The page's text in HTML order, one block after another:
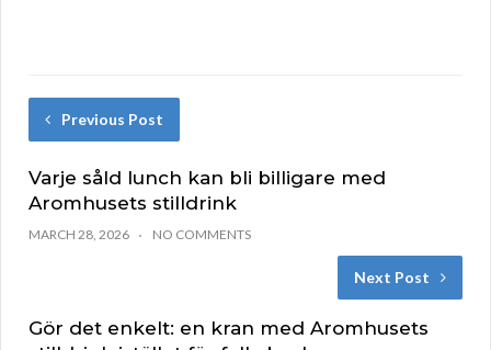
Previous Post
Varje såld lunch kan bli billigare med
Aromhusets stilldrink
MARCH 28, 2026 NO COMMENTS
Next Post
Gör det enkelt: en kran med Aromhusets